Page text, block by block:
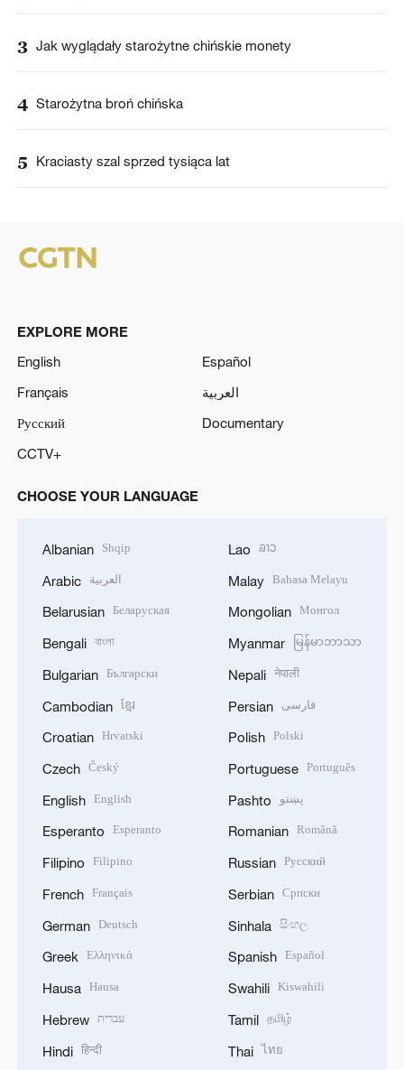
3 Jak wyglądały starożytne chińskie monety
4 Starożytna broń chińska
5 Kraciasty szal sprzed tysiąca lat
EXPLORE MORE
English
Español
Français
العربية
Русский
Documentary
CCTV+
CHOOSE YOUR LANGUAGE
Albanian Shqip
Arabic العربية
Belarusian Беларуская
Bengali বাংলা
Bulgarian Български
Cambodian ខ្មែរ
Croatian Hrvatski
Czech Český
English English
Esperanto Esperanto
Filipino Filipino
French Français
German Deutsch
Greek Ελληνικά
Hausa Hausa
Hebrew עברית
Hindi हिन्दी
Lao ລາວ
Malay Bahasa Melayu
Mongolian Монгол
Myanmar မြန်မာဘာသာ
Nepali नेपाली
Persian فارسی
Polish Polski
Portuguese Português
Pashto پښتو
Romanian Română
Russian Русский
Serbian Српски
Sinhala සිංහල
Spanish Español
Swahili Kiswahili
Tamil தமிழ்
Thai ไทย